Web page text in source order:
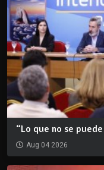
“Lo que no se
Aug 04 2026